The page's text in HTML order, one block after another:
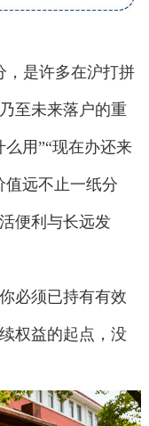
是许多在沪打拼
至未来落户的重
用”“现在办还来
值远不止一纸分
便利与长远发
必须已持有有效
权益的起点，没